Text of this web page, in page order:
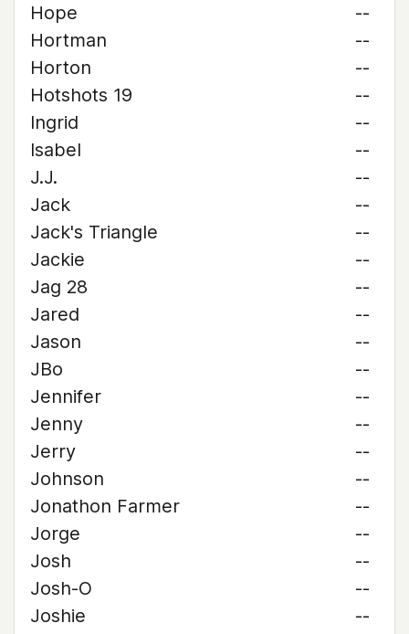
Hope
--
Hortman
--
Horton
--
Hotshots 19
--
Ingrid
--
Isabel
--
J.J.
--
Jack
--
Jack's Triangle
--
Jackie
--
Jag 28
--
Jared
--
Jason
--
JBo
--
Jennifer
--
Jenny
--
Jerry
--
Johnson
--
Jonathon Farmer
--
Jorge
--
Josh
--
Josh-O
--
Joshie
--